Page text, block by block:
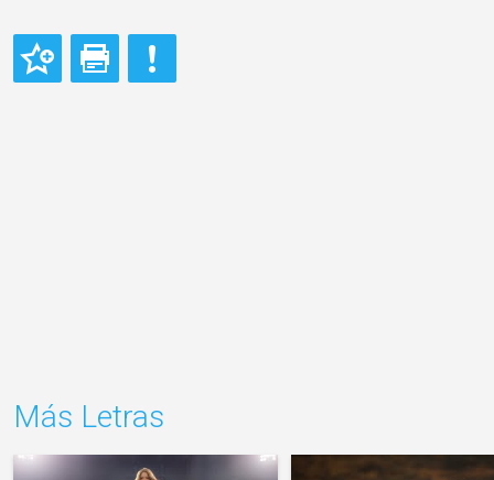
Más Letras